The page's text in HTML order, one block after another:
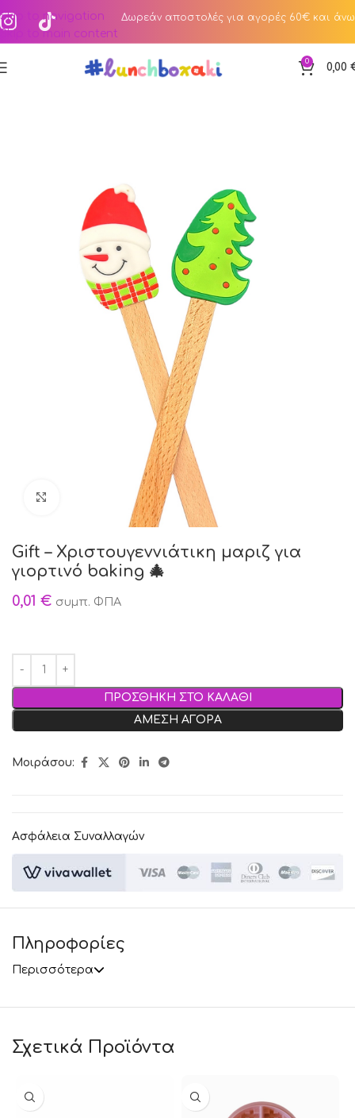
Skip to navigation
Skip to main content
Δωρεάν αποστολές για αγορές 60€ και άνω
0 0,00
Click to enlarge
Gift – Χριστουγεννιάτικη μαριζ για
γιορτινό baking 🎄
0,01 € συμπ. ΦΠΑ
ΠΡΟΣΘΗΚΗ ΣΤΟ ΚΑΛΑΘΙ
ΑΜΕΣΗ ΑΓΟΡΑ
Μοιράσου:
Ασφάλεια Συναλλαγών
Πληροφορίες
Περισσότερα
Σχετικά Προϊόντα